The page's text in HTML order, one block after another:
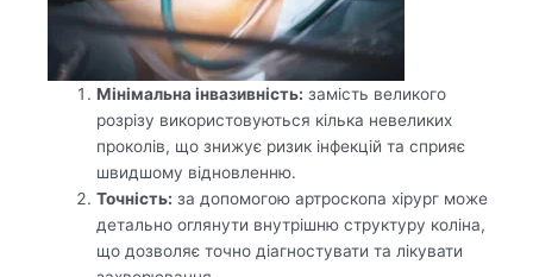
Мінімальна інвазивність: замість великого
розрізу використовуються кілька невеликих
проколів, що знижує ризик інфекцій та сприяє
швидшому відновленню.
Точність: за допомогою артроскопа хірург може
детально оглянути внутрішню структуру коліна,
що дозволяє точно діагностувати та лікувати